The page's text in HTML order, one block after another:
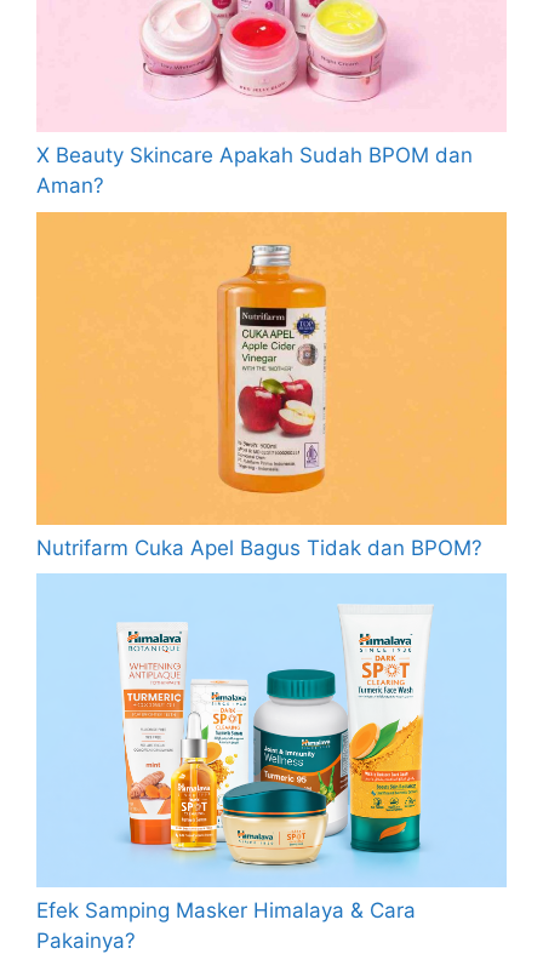
X Beauty Skincare Apakah Sudah BPOM dan
Aman?
Nutrifarm Cuka Apel Bagus Tidak dan BPOM?
Efek Samping Masker Himalaya & Cara
Pakainya?